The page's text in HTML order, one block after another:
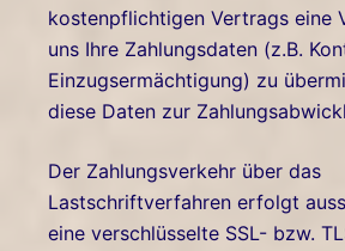
kostenpflichtigen Vertrags eine
uns Ihre Zahlungsdaten (z.B.
Einzugsermächtigung) zu
diese Daten zur
Der Zahlungsverkehr über das
Lastschriftverfahren erfolgt
eine verschlüsselte SSL- bzw.